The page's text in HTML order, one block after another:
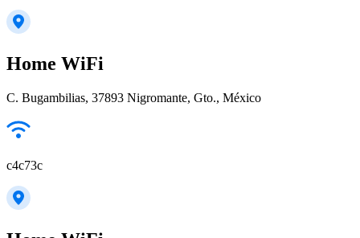
Home WiFi
C. Bugambilias, 37893 Nigromante, Gto., México
c4c73c